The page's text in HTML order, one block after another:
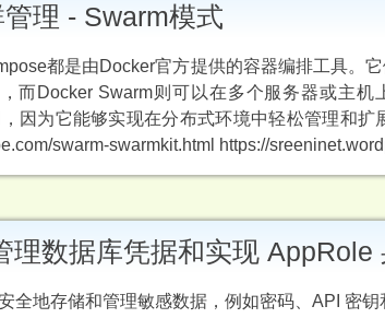
理 - Swarm模式
都是由Docker官方提供的容器编排工具。
而Docker Swarm则可以在多个服务器或主
因为它能够实现在分布式环境中轻松管理和
swarm-swarmkit.html https://
理数据库凭据和实现 AppRole
全地存储和管理敏感数据，例如密码、API 密